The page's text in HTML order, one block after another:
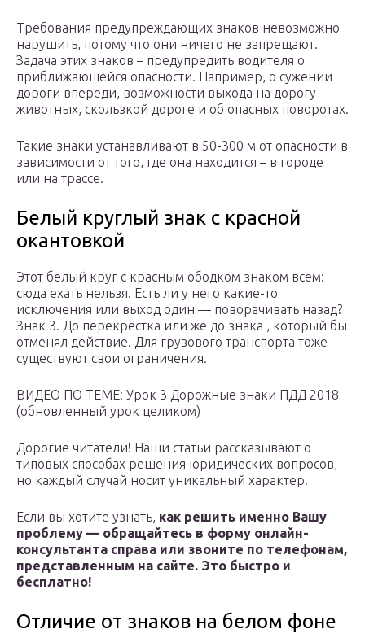
Требования предупреждающих знаков невозможно
нарушить, потому что они ничего не запрещают.
Задача этих знаков – предупредить водителя о
приближающейся опасности. Например, о сужении
дороги впереди, возможности выхода на дорогу
животных, скользкой дороге и об опасных поворотах.
Такие знаки устанавливают в 50-300 м от опасности в
зависимости от того, где она находится – в городе
или на трассе.
Белый круглый знак с красной
окантовкой
Этот белый круг с красным ободком знаком всем:
сюда ехать нельзя. Есть ли у него какие-то
исключения или выход один — поворачивать назад?
Знак 3. До перекрестка или же до знака , который бы
отменял действие. Для грузового транспорта тоже
существуют свои ограничения.
ВИДЕО ПО ТЕМЕ: Урок 3 Дорожные знаки ПДД 2018
(обновленный урок целиком)
Дорогие читатели! Наши статьи рассказывают о
типовых способах решения юридических вопросов,
но каждый случай носит уникальный характер.
Если вы хотите узнать, как решить именно Вашу
проблему — обращайтесь в форму онлайн-
консультанта справа или звоните по телефонам,
представленным на сайте. Это быстро и
бесплатно!
Отличие от знаков на белом фоне